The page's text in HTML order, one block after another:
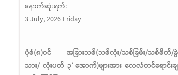
နောက်ဆုံးရက်:
3 July, 2026 Friday
ပုံစံ(၈)ဝင် အခြားသစ်(သစ်လုံး/သစ်ခြမ်း/သစ်စိတ်/ခွဲ
သား/ လုံးပတ် ၃’ အောက်)များအား လေလံတင်ရောင်းချ